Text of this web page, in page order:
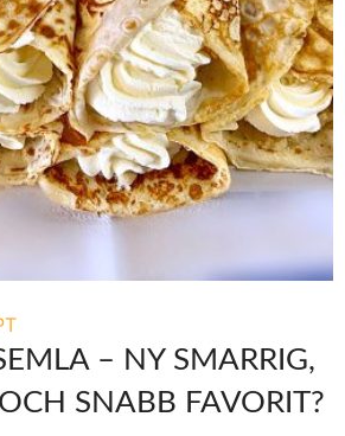
– NY SMARRIG,
SNABB FAVORIT?